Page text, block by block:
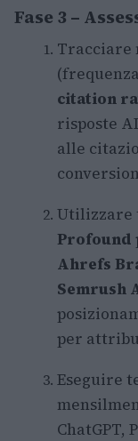
Fase 3 –
Tracciare
citation
risposte
alle
Utilizzare
Profound
Ahrefs
Semrush
per
Eseguire
ChatGPT,